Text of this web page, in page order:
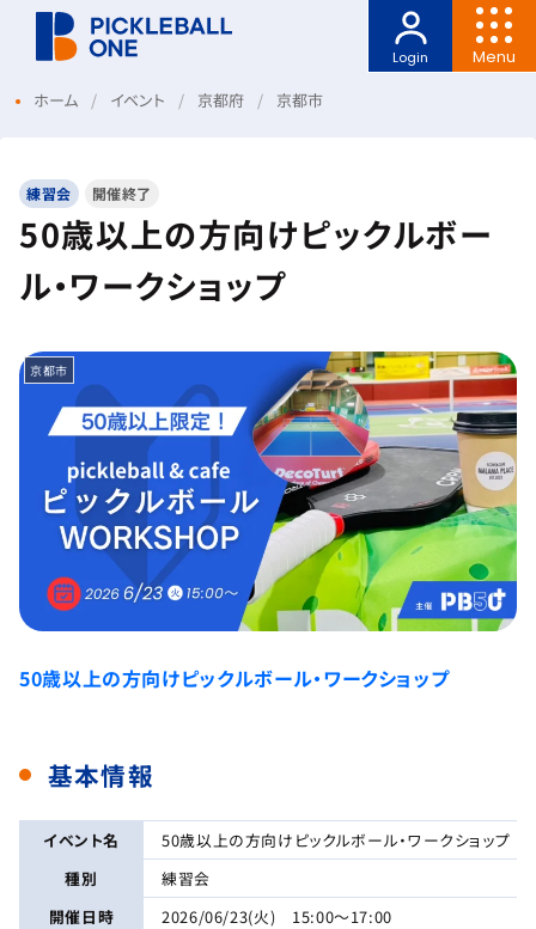
Menu
Login
ホーム イベント 京都府 京都市
練習会 開催終了
50歳以上の方向けピックルボー
ル・ワークショップ
京都市
50歳以上の方向けピックルボール・ワークショップ
基本情報
イベント名
50歳以上の方向けピックルボール・ワークショップ
種別
練習会
開催日時
2026/06/23(火) 15:00～17:00